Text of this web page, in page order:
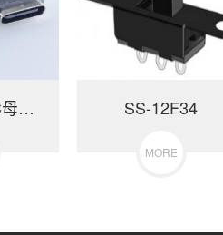
防水TYPE-C母座6P沉板0.55四脚插板 SS-12F34
MORE